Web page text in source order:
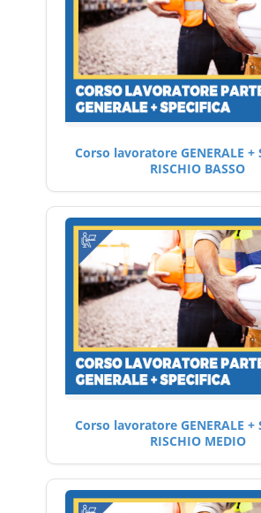
Corso lavoratore GENERALE +
RISCHIO BASSO
Corso lavoratore GENERALE +
RISCHIO MEDIO